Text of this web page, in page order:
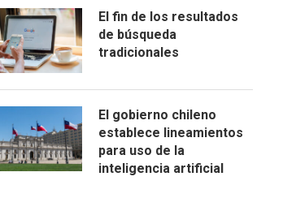
El fin de los resultados
de búsqueda
tradicionales
El gobierno chileno
establece lineamientos
para uso de la
inteligencia artificial